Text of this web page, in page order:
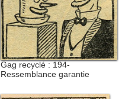
Gag recyclé : 194-
Ressemblance garantie